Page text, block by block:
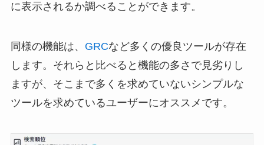
に表示されるか調べることができます。
同様の機能は、 GRCなど多くの優良ツールが存在
します。それらと比べると機能の多さで見劣りし
ますが、そこまで多くを求めていないシンプルな
ツールを求めているユーザーにオススメです。